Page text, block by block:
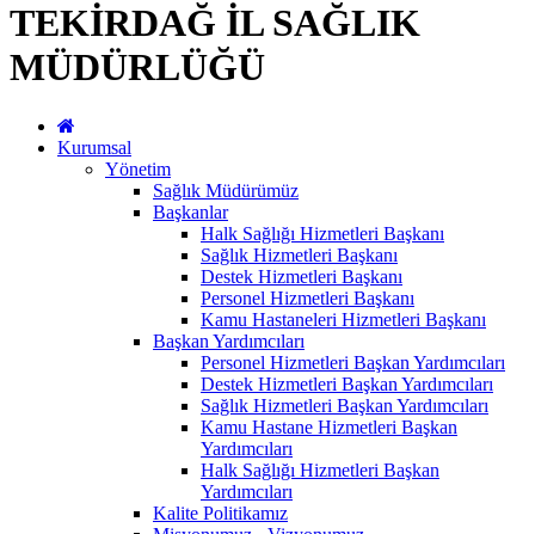
TEKİRDAĞ İL SAĞLIK
MÜDÜRLÜĞÜ
Kurumsal
Yönetim
Sağlık Müdürümüz
Başkanlar
Halk Sağlığı Hizmetleri Başkanı
Sağlık Hizmetleri Başkanı
Destek Hizmetleri Başkanı
Personel Hizmetleri Başkanı
Kamu Hastaneleri Hizmetleri Başkanı
Başkan Yardımcıları
Personel Hizmetleri Başkan Yardımcıları
Destek Hizmetleri Başkan Yardımcıları
Sağlık Hizmetleri Başkan Yardımcıları
Kamu Hastane Hizmetleri Başkan
Yardımcıları
Halk Sağlığı Hizmetleri Başkan
Yardımcıları
Kalite Politikamız